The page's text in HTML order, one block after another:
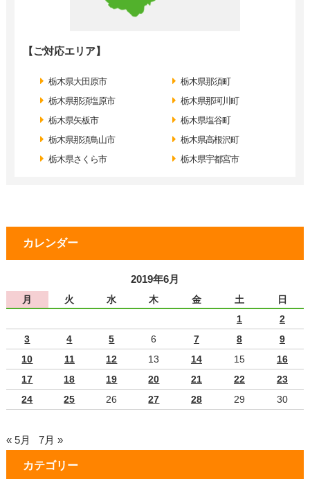
【ご対応エリア】
栃木県大田原市
栃木県那須塩原市
栃木県矢板市
栃木県那須鳥山市
栃木県さくら市
栃木県那須町
栃木県那珂川町
栃木県塩谷町
栃木県高根沢町
栃木県宇都宮市
カレンダー
2019年6月
月 火 水 木 金 土
日
1
2
3
4 5 6 7 8
9
10
11 12 13 14 15
16
17
18 19 20 21 22
23
24
25 26 27 28 29 30
« 5月 7月 »
カテゴリー